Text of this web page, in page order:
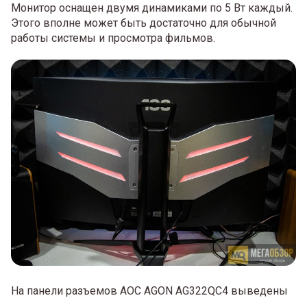
Монитор оснащен двумя динамиками по 5 Вт каждый.
Этого вполне может быть достаточно для обычной
работы системы и просмотра фильмов.
На панели разъемов AOC AGON AG322QC4 выведены